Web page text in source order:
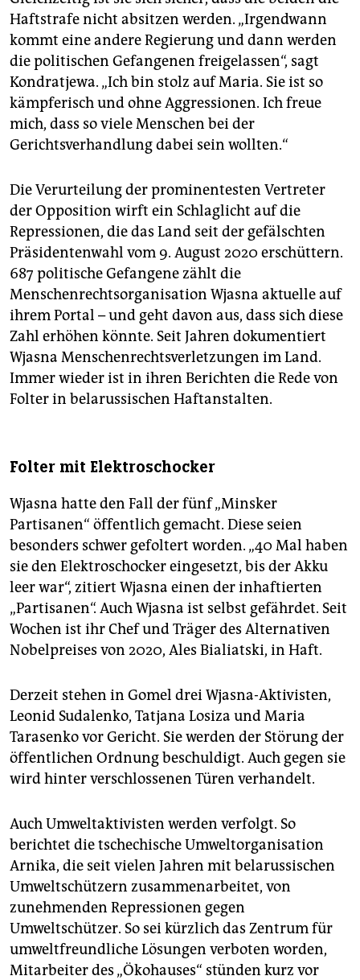
Haftstrafe nicht absitzen werden. „Irgendwann
kommt eine andere Regierung und dann werden
die politischen Gefangenen freigelassen“, sagt
Kondratjewa. „Ich bin stolz auf Maria. Sie ist so
kämpferisch und ohne Aggressionen. Ich freue
mich, dass so viele Menschen bei der
Gerichtsverhandlung dabei sein wollten.“
Die Verurteilung der prominentesten Vertreter
der Opposition wirft ein Schlaglicht auf die
Repressionen, die das Land seit der gefälschten
Präsidentenwahl vom 9. August 2020 erschüttern.
687 politische Gefangene zählt die
Menschenrechtsorganisation Wjasna aktuelle auf
ihrem Portal – und geht davon aus, dass sich diese
Zahl erhöhen könnte. Seit Jahren dokumentiert
Wjasna Menschenrechtsverletzungen im Land.
Immer wieder ist in ihren Berichten die Rede von
Folter in belarussischen Haftanstalten.
Folter mit Elektro­schocker
Wjasna hatte den Fall der fünf „Minsker
Partisanen“ öffentlich gemacht. Diese seien
besonders schwer gefoltert worden. „40 Mal haben
sie den Elektro­schocker eingesetzt, bis der Akku
leer war“, zitiert Wjasna einen der inhaftierten
„Partisanen“. Auch Wjasna ist selbst gefährdet. Seit
Wochen ist ihr Chef und Träger des Alternativen
Nobelpreises von 2020, Ales Bia­liatski, in Haft.
Derzeit stehen in Gomel drei Wjasna-Aktivisten,
Leonid Sudalenko, Tatjana Losiza und Maria
Tarasenko vor Gericht. Sie werden der Störung der
öffentlichen Ordnung beschuldigt. Auch gegen sie
wird hinter verschlossenen Türen verhandelt.
Auch Umweltaktivisten werden verfolgt. So
berichtet die tschechische Umweltorganisation
Arnika, die seit vielen Jahren mit belarussischen
Umweltschützern zusammenarbeitet, von
zunehmenden Repressionen gegen
Umweltschützer. So sei kürzlich das Zentrum für
umweltfreundliche Lösungen verboten worden,
Mitarbeiter des „Ökohauses“ stünden kurz vor